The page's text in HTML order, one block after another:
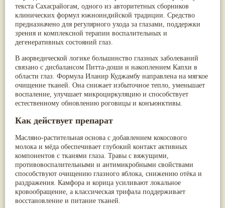
текста Сахасрайогам, одного из авторитетных сборников
клинических формул южноиндийской традиции. Средство
предназначено для регулярного ухода за глазами, поддержки
зрения и комплексной терапии воспалительных и
дегенеративных состояний глаз.
В аюрведической логике большинство глазных заболеваний
связано с дисбалансом Питта-доши и накоплением Капхи в
области глаз. Формула Иланир Куджамбу направлена на мягкое
очищение тканей. Она снижает избыточное тепло, уменьшает
воспаление, улучшает микроциркуляцию и способствует
естественному обновлению роговицы и конъюнктивы.
Как действует препарат
Масляно-растительная основа с добавлением кокосового
молока и мёда обеспечивает глубокий контакт активных
компонентов с тканями глаза. Травы с вяжущими,
противовоспалительными и антимикробными свойствами
способствуют очищению глазного яблока, снижению отёка и
раздражения. Камфора и корица усиливают локальное
кровообращение, а классическая трифала поддерживает
восстановление и питание тканей.
Мускатный орех(13)
Пажитник(13)
Паслён черный (13)
Ипомея (12)
Коричник цейлонский(12)
Розовая соль(12)
Сверция (12)
Виноград(11)
Каменная соль(11)
Коровье молоко(11)
Мукуна жгучая(11)
Патала(11)
Соссюрея/кушта(11)
Турпет(11)
Алойное дерево(10)
Асафетида(10)
Пармелия(10)
Тмин обыкновенный(10)
Ашока(9)
Вишня гималайская (9)